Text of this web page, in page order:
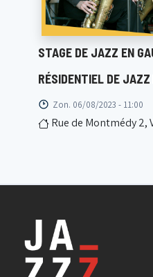
STAGE DE JAZZ EN
RÉSIDENTIEL DE
Zon. 06/08/2023 - 11:00
Rue de Montmédy 2,